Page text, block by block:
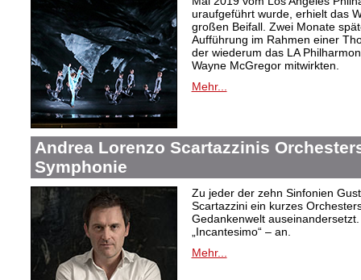
uraufgeführt wurde, erhielt das
großen Beifall. Zwei Monate
Aufführung im Rahmen einer
der wiederum das LA
Wayne McGregor mitwirkten.
Mehr...
Andrea Lorenzo Scartazzinis
Symphonie
Zu jeder der zehn Sinfonien
Scartazzini ein kurzes
Gedankenwelt
„Incantesimo“ – an.
Mehr...